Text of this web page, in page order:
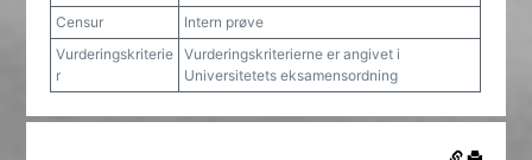
Censur
Intern prøve
Vurderingskriterie
r
Vurderingskriterierne er angivet i
Universitetets eksamensordning